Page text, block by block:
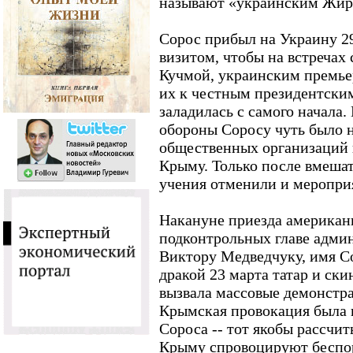
Сорос прибыл на Украину
визитом, чтобы на
Кучмой, украинским
их к честным
заладилась с самого
обороны Соросу чуть было
общественных
Крыму. Только после
учения отменили и
Накануне приезда
подконтрольных главе
Виктору Медведчуку, имя
дракой 23 марта татар и
вызвала массовые
Крымская провокация была
Сороса -- тот якобы
Крыму спровоцируют